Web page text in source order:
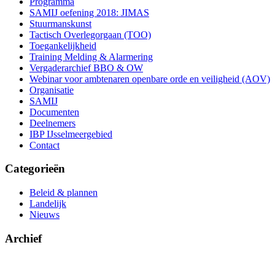
SAMIJ oefening 2018: JIMAS
Stuurmanskunst
Tactisch Overlegorgaan (TOO)
Toegankelijkheid
Training Melding & Alarmering
Vergaderarchief BBO & OW
Webinar voor ambtenaren openbare orde en veiligheid (AOV)
Organisatie
SAMIJ
Documenten
Deelnemers
IBP IJsselmeergebied
Contact
Categorieën
Beleid & plannen
Landelijk
Nieuws
Archief